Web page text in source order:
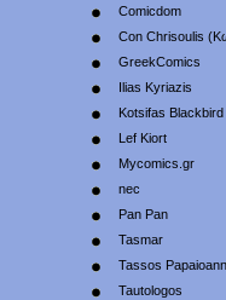
Comicdom
Con Chrisoulis
GreekComics
Ilias Kyriazis
Kotsifas Blackbird
Lef Kiort
Mycomics.gr
nec
Pan Pan
Tasmar
Tassos
Tautologos